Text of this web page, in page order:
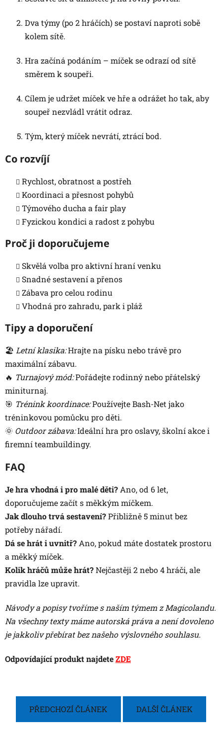
Dva týmy (po 2 hráčích) se postaví naproti sobě
kolem sítě.
Hra začíná podáním – míček se odrazí od sítě
směrem k soupeři.
Cílem je udržet míček ve hře a odrážet ho tak, aby
soupeř nezvládl vrátit odraz.
Tým, který míček nevrátí, ztrácí bod.
Co rozvíjí
Rychlost, obratnost a postřeh
Koordinaci a přesnost pohybů
Týmového ducha a fair play
Fyzickou kondici a radost z pohybu
Proč ji doporučujeme
Skvělá volba pro aktivní hraní venku
Snadné sestavení a přenos
Zábava pro celou rodinu
Vhodná pro zahradu, park i pláž
Tipy a doporučení
🏖️ Letní klasika:Hrajte na písku nebo trávě pro
maximální zábavu.
🔥 Turnajový mód:Pořádejte rodinný nebo přátelský
miniturnaj.
🎯 Trénink koordinace:Používejte Bash-Net jako
tréninkovou pomůcku pro děti.
🌞 Outdoor zábava:Ideální hra pro oslavy, školní akce i
firemní teambuildingy.
FAQ
Je hra vhodná i pro malé děti? Ano, od 6 let,
doporučujeme začít s měkkým míčkem.
Jak dlouho trvá sestavení?Přibližně 5 minut bez
potřeby nářadí.
Dá se hrát i uvnitř? Ano, pokud máte dostatek prostoru
a měkký míček.
Kolik hráčů může hrát?Nejčastěji 2 nebo 4 hráči, ale
pravidla lze upravit.
Návody a popisy tvoříme s naším týmem z Magicolandu.
Na všechny texty máme autorská práva a není dovoleno
je jakkoliv přebírat bez našeho výslovného souhlasu.
Odpovídající produkt najdeteZDE
PŘEDCHOZÍ ČLÁNEK DALŠÍ ČLÁNEK